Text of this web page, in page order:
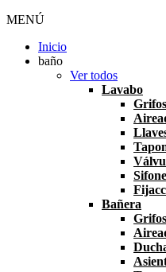
MENÚ
Inicio
baño
Ver todos
Lavabo
Grifos
Bañera
Grifos